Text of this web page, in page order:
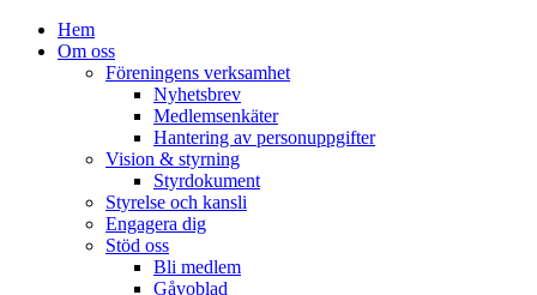
Hem
Om oss
Föreningens verksamhet
Nyhetsbrev
Medlemsenkäter
Hantering av personuppgifter
Vision & styrning
Styrdokument
Styrelse och kansli
Engagera dig
Stöd oss
Bli medlem
Gåvoblad